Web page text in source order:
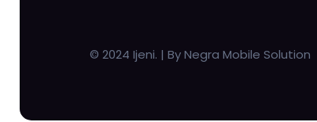
© 2024 Ijeni. | By Negra Mobile Solution